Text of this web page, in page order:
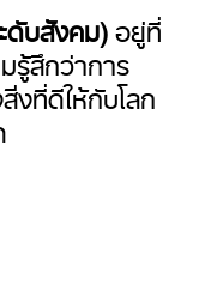
ดับสังคม)อยู่ที่
รู้สึกว่าการ
งที่ดีให้กับโลก